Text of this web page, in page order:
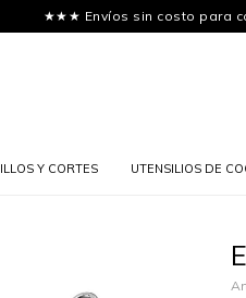
★★★ Envíos sin costo para
Y CORTES UTENSILIOS DE